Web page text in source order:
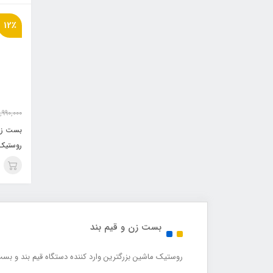
12٪
بست
اضافه
بست زن و قیم بند
روستیک ماشین بزرگترین وارد کننده دستگاه قیم بند